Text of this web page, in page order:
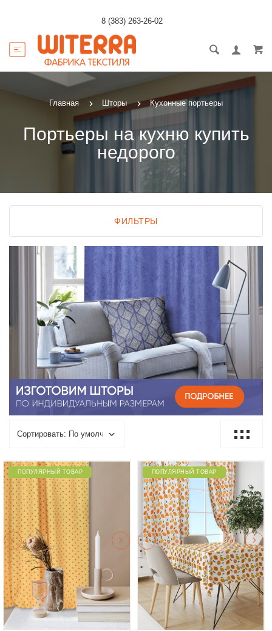
8 (383) 263-26-02
Главная Шторы Кухонные портьеры
Портьеры на кухню купить
недорого
ФИЛЬТРЫ
ПОПУЛЯРНЫЙ ТОВАР ПОПУЛЯРНЫЙ ТОВАР